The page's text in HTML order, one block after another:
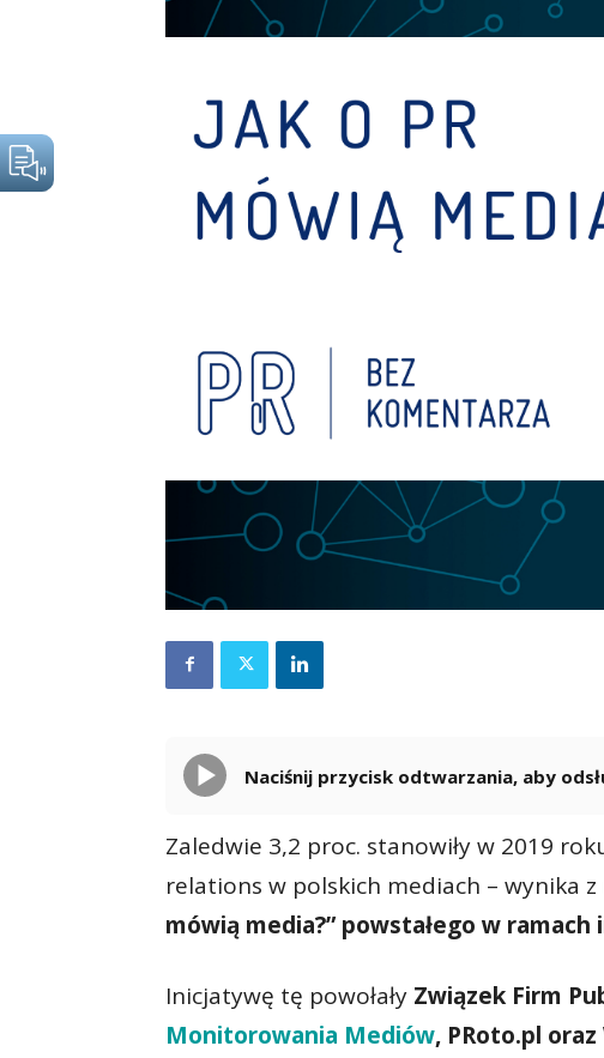
Naciśnij przycisk odtwarzania, aby
Zaledwie 3,2 proc. stanowiły w 2019
relations w polskich mediach – wynika
mówią media?” powstałego w
Inicjatywę tę powołały Związek Firm
Monitorowania Mediów, PRoto.pl